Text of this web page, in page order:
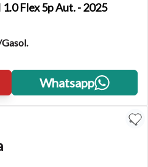
Flex 5p Aut. - 2025
Whatsapp